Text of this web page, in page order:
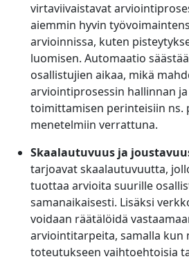
virtaviivaistavat
aiemmin hyvin
arvioinnissa, kuten
luomisen. Automaatio
osallistujien aikaa, mikä
arviointiprosessin hallinnan
toimittamisen perinteisiin ns.
menetelmiin verrattuna.
Skaalautuvuus ja
tarjoavat skaalautuvuutta,
tuottaa arvioita suurille
samanaikaisesti. Lisäksi
voidaan räätälöidä
arviointitarpeita, samalla kun
toteutukseen vaihtoehtoisia